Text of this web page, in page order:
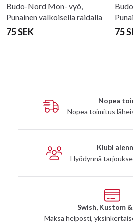
Budo-Nord Mon- vyö,
Punainen valkoisella raidalla
75 SEK 75
Nopea
Nopea toimitus
Klubi
Hyödynnä
Swish, Kustom
Maksa helposti,